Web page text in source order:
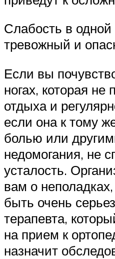
Слабость в одной
тревожный и
Если вы
ногах, которая не
отдыха и
если она к тому
болью или
недомогания, не
усталость.
вам о
быть очень
терапевта,
на прием к
назначит